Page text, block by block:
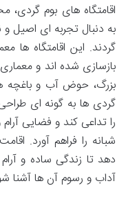
اقامتگاه های بوم گردی،
به دنبال تجربه ای اصیل
گردند. این اقامتگاه ها
بازسازی شده اند و
بزرگ، حوض آب و باغچه
گردی ها به گونه ای
را تداعی کند و فضایی
شبانه را فراهم آورد.
دهد تا زندگی ساده و
آداب و رسوم آن ها آشنا